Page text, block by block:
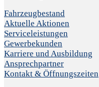
Fahrzeugbestand
Aktuelle Aktionen
Serviceleistungen
Gewerbekunden
Karriere und Ausbildung
Ansprechpartner
Kontakt & Öffnungszeiten